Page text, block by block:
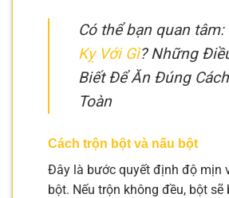
Có thể bạn quan tâm:
Kỵ Với Gì? Những
Biết Để Ăn Đúng
Toàn
Cách trộn bột và nấu bột
Đây là bước quyết định độ mịn
bột. Nếu trộn không đều, bột sẽ